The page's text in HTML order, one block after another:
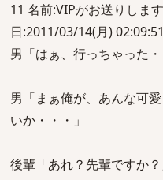
11 名前:VIPがお送りしま
日:2011/03/14(月)
男「はぁ、行っちゃった・
男「まぁ俺が、あんな可
いか・・・」
後輩「あれ？先輩ですか？